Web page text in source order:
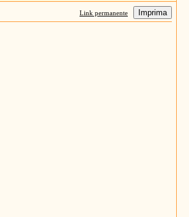
Link permanente Imprima